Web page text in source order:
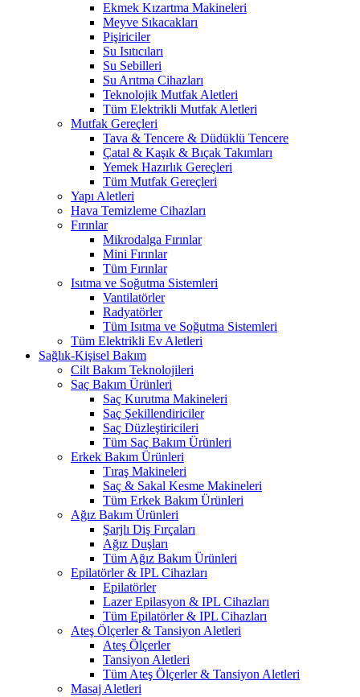
Ekmek Kızartma Makineleri
Meyve Sıkacakları
Pişiriciler
Su Isıtıcıları
Su Sebilleri
Su Arıtma Cihazları
Teknolojik Mutfak Aletleri
Tüm Elektrikli Mutfak Aletleri
Mutfak Gereçleri
Tava & Tencere & Düdüklü Tencere
Çatal & Kaşık & Bıçak Takımları
Yemek Hazırlık Gereçleri
Tüm Mutfak Gereçleri
Yapı Aletleri
Hava Temizleme Cihazları
Fırınlar
Mikrodalga Fırınlar
Mini Fırınlar
Tüm Fırınlar
Isıtma ve Soğutma Sistemleri
Vantilatörler
Radyatörler
Tüm Isıtma ve Soğutma Sistemleri
Tüm Elektrikli Ev Aletleri
Sağlık-Kişisel Bakım
Cilt Bakım Teknolojileri
Saç Bakım Ürünleri
Saç Kurutma Makineleri
Saç Şekillendiriciler
Saç Düzleştiricileri
Tüm Saç Bakım Ürünleri
Erkek Bakım Ürünleri
Tıraş Makineleri
Saç & Sakal Kesme Makineleri
Tüm Erkek Bakım Ürünleri
Ağız Bakım Ürünleri
Şarjlı Diş Fırçaları
Ağız Duşları
Tüm Ağız Bakım Ürünleri
Epilatörler & IPL Cihazları
Epilatörler
Lazer Epilasyon & IPL Cihazları
Tüm Epilatörler & IPL Cihazları
Ateş Ölçerler & Tansiyon Aletleri
Ateş Ölçerler
Tansiyon Aletleri
Tüm Ateş Ölçerler & Tansiyon Aletleri
Masaj Aletleri